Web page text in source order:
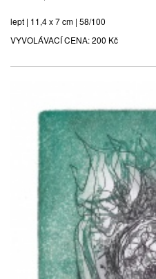
lept | 11,4 x 7 cm | 58/100
VYVOLÁVACÍ CENA:200 Kč